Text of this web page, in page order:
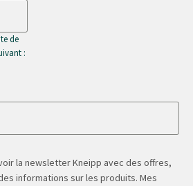
de
:
la newsletter Kneipp avec des offres,
informations sur les produits. Mes